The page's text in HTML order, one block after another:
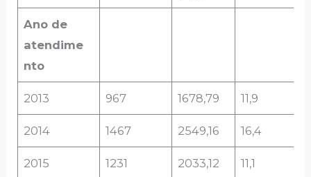
Ano de
atendime
nto
2013 967 1678,79 11,9
2014 1467 2549,16 16,4
2015 1231 2033,12 11,1